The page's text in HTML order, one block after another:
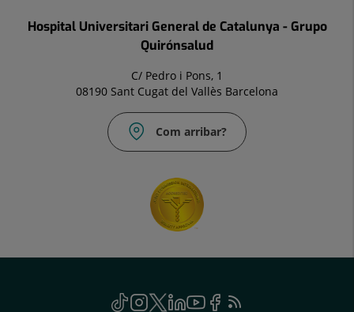
Hospital Universitari General de Catalunya - Grupo
Quirónsalud
C/ Pedro i Pons, 1
08190 Sant Cugat del Vallès Barcelona
Com arribar?
TikTok
AquestInstagram
AquestTwitter
AquestLinkedin
AquestYoutube
AquestFacebook
Aquest
Feed
Aquest